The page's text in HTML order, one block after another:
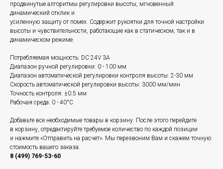
продвинутые алгоритмы регулировки высоты, мгновенный
динамический отклик и
усиленную защиту от помех. Содержит рукоятки для точной настройки
высоты и чувствительности, работающие как в статическом, так и в
динамическом режиме.
Потребляемая мощность: DC 24V 3A
Диапазон ручной регулировки: 0 - 100 мм
Диапазон автоматической регулировки контроля высоты: 2-30 мм
Скорость автоматической регулировки высоты: 3000 мм/мин
Точность контроля: ±0.5 мм
Рабочая среда: 0 - 40°C
Добавьте все необходимые товары в корзину. После этого перейдите
в корзину, отредактируйте требуемое количество по каждой позиции
и нажмите «Отправить на расчет». Мы перезвоним Вам и скажем точную
стоимость вашего заказа.
8 (499) 769-53-60